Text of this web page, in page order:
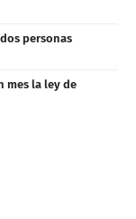
dos personas
mes la ley de